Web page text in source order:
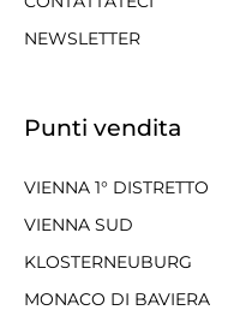
NEWSLETTER
Punti vendita
VIENNA 1° DISTRETTO
VIENNA SUD
KLOSTERNEUBURG
MONACO DI BAVIERA